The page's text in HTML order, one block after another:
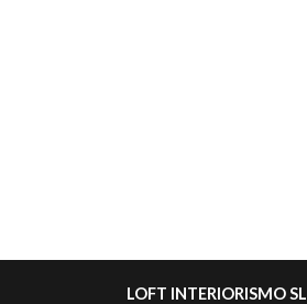
LOFT INTERIORISMO SL